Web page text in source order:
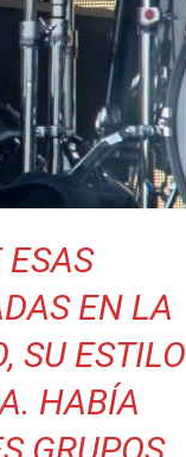
EN LA
SU ESTILO
HABÍA